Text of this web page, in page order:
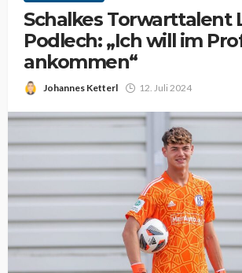
Schalkes Torwarttalent
Podlech: „Ich will im
ankommen“
Johannes Ketterl 12. Juli 2024